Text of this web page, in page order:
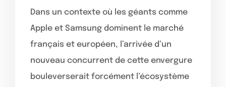
Dans un contexte où les géants comme
Apple et Samsung dominent le marché
français et européen, l’arrivée d’un
nouveau concurrent de cette envergure
bouleverserait forcément l’écosystème